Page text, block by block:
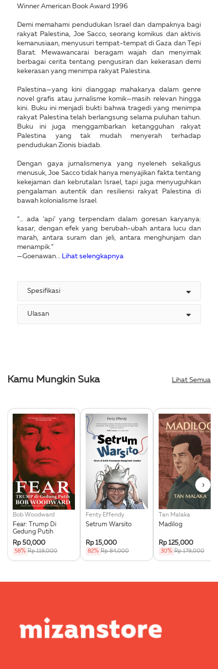
Winner American Book Award 1996
Demi memahami pendudukan Israel dan dampaknya bagi
rakyat Palestina, Joe Sacco, seorang komikus dan aktivis
kemanusiaan, menyusuri tempat-tempat di Gaza dan Tepi
Barat. Mewawancarai beragam wajah dan menyimak
berbagai cerita tentang pengusiran dan kekerasan demi
kekerasan yang menimpa rakyat Palestina.
Palestina—yang kini dianggap mahakarya dalam genre
novel grafis atau jurnalisme komik—masih relevan hingga
kini. Buku ini menjadi bukti bahwa tragedi yang menimpa
rakyat Palestina telah berlangsung selama puluhan tahun.
Buku ini juga menggambarkan ketangguhan rakyat
Palestina yang tak mudah menyerah terhadap
pendudukan Zionis biadab.
Dengan gaya jurnalismenya yang nyeleneh sekaligus
menusuk, Joe Sacco tidak hanya menyajikan fakta tentang
kekejaman dan kebrutalan Israel, tapi juga menyuguhkan
pengalaman autentik dan resiliensi rakyat Palestina di
bawah kolonialisme Israel.
“… ada ‘api’ yang terpendam dalam goresan karyanya:
kasar, dengan efek yang berubah-ubah antara lucu dan
marah, antara suram dan jeli, antara menghunjam dan
menampik.”
—Goenawan... Lihat selengkapnya
Spesifikasi
Ulasan
Kamu Mungkin Suka Lihat Semua
Bob Woodward
Fear: Trump Di
Gedung Putih
Rp 50,000
58% Rp 119,000
Fenty Effendy
Setrum Warsito
Rp 15,000
82% Rp 84,000
Tan Malaka
Madilog
Rp 125,000
30% Rp 179,000
›